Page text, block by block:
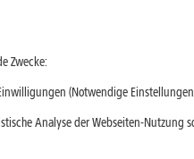
Zwecke:
(Notwendige
Analyse der Webseiten-Nutzung